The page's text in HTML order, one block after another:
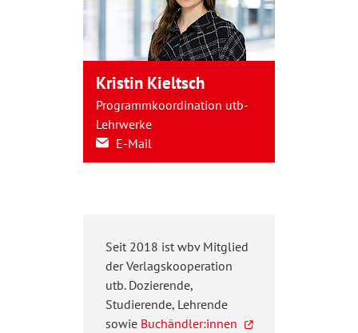
Kristin Kieltsch
Programmkoordination utb-
Lehrwerke
E-Mail
Seit 2018 ist wbv Mitglied
der Verlagskooperation
utb. Dozierende,
Studierende, Lehrende
sowie Buchändler:innen